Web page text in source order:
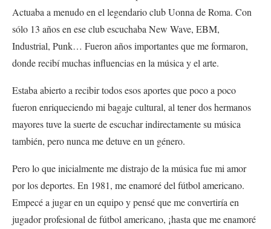
Actuaba a menudo en el legendario club Uonna de Roma. Con
sólo 13 años en ese club escuchaba New Wave, EBM,
Industrial, Punk… Fueron años importantes que me formaron,
donde recibí muchas influencias en la música y el arte.
Estaba abierto a recibir todos esos aportes que poco a poco
fueron enriqueciendo mi bagaje cultural, al tener dos hermanos
mayores tuve la suerte de escuchar indirectamente su música
también, pero nunca me detuve en un género.
Pero lo que inicialmente me distrajo de la música fue mi amor
por los deportes. En 1981, me enamoré del fútbol americano.
Empecé a jugar en un equipo y pensé que me convertiría en
jugador profesional de fútbol americano, ¡hasta que me enamoré